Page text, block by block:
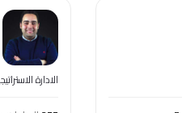
الادارة